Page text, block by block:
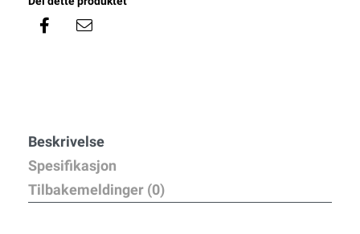
Beskrivelse
Spesifikasjon
Tilbakemeldinger (0)